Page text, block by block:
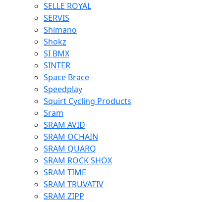
SELLE ROYAL
SERVIS
Shimano
Shokz
SI BMX
SINTER
Space Brace
Speedplay
Squirt Cycling Products
Sram
SRAM AVID
SRAM OCHAIN
SRAM QUARQ
SRAM ROCK SHOX
SRAM TIME
SRAM TRUVATIV
SRAM ZIPP